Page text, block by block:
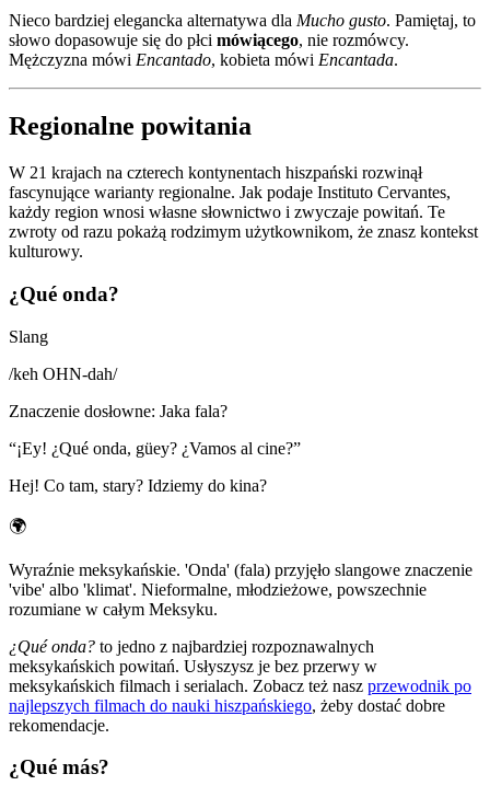
Nieco bardziej elegancka alternatywa dla Mucho gusto. Pamiętaj, to
słowo dopasowuje się do płci mówiącego, nie rozmówcy.
Mężczyzna mówi Encantado, kobieta mówi Encantada.
Regionalne powitania
W 21 krajach na czterech kontynentach hiszpański rozwinął
fascynujące warianty regionalne. Jak podaje Instituto Cervantes,
każdy region wnosi własne słownictwo i zwyczaje powitań. Te
zwroty od razu pokażą rodzimym użytkownikom, że znasz kontekst
kulturowy.
¿Qué onda?
Slang
/keh OHN-dah/
Znaczenie dosłowne: Jaka fala?
“¡Ey! ¿Qué onda, güey? ¿Vamos al cine?”
Hej! Co tam, stary? Idziemy do kina?
🌍
Wyraźnie meksykańskie. 'Onda' (fala) przyjęło slangowe znaczenie
'vibe' albo 'klimat'. Nieformalne, młodzieżowe, powszechnie
rozumiane w całym Meksyku.
¿Qué onda? to jedno z najbardziej rozpoznawalnych
meksykańskich powitań. Usłyszysz je bez przerwy w
meksykańskich filmach i serialach. Zobacz też nasz przewodnik po
najlepszych filmach do nauki hiszpańskiego, żeby dostać dobre
rekomendacje.
¿Qué más?